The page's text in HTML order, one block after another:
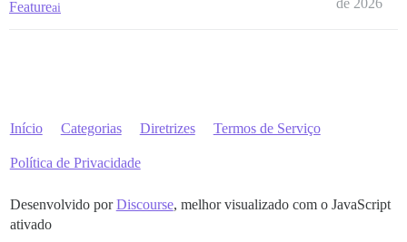
Featureai
de 2026
Início Categorias Diretrizes Termos de Serviço
Política de Privacidade
Desenvolvido porDiscourse, melhor visualizado com o JavaScript
ativado